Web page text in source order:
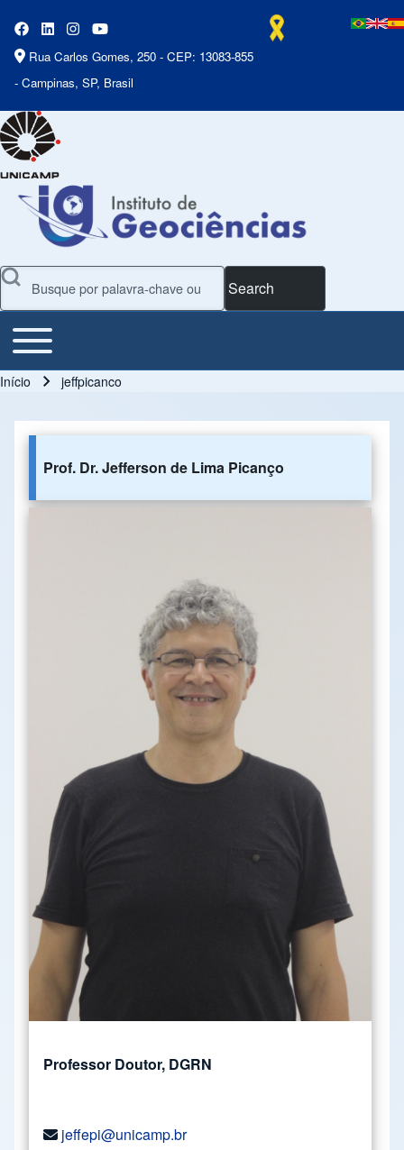
Rua Carlos Gomes, 250 - CEP: 13083-855
- Campinas, SP, Brasil
Search
Main Menu
Toggle main menu
Início jeffpicanco
Prof. Dr. Jefferson de Lima Picanço
Professor Doutor, DGRN
jeffepi@unicamp.br